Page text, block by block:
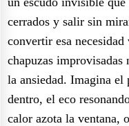
cerrados y salir sin
convertir esa
chapuzas improvisadas
la ansiedad. Imagina el
dentro, el eco
calor azota la ventana,